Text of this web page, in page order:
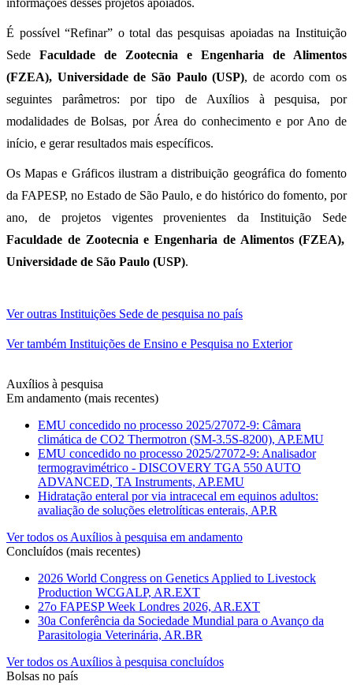
É possível “Refinar” o total das pesquisas apoiadas na Instituição
Sede Faculdade de Zootecnia e Engenharia de Alimentos
(FZEA), Universidade de São Paulo (USP), de acordo com os
seguintes parâmetros: por tipo de Auxílios à pesquisa, por
modalidades de Bolsas, por Área do conhecimento e por Ano de
início, e gerar resultados mais específicos.
Os Mapas e Gráficos ilustram a distribuição geográfica do fomento
da FAPESP, no Estado de São Paulo, e do histórico do fomento, por
ano, de projetos vigentes provenientes da Instituição Sede
Faculdade de Zootecnia e Engenharia de Alimentos (FZEA),
Universidade de São Paulo (USP).
Ver outras Instituições Sede de pesquisa no país
Ver também Instituições de Ensino e Pesquisa no Exterior
Auxílios à pesquisa
Em andamento (mais recentes)
EMU concedido no processo 2025/27072-9: Câmara
climática de CO2 Thermotron (SM-3.5S-8200), AP.EMU
EMU concedido no processo 2025/27072-9: Analisador
termogravimétrico - DISCOVERY TGA 550 AUTO
ADVANCED, TA Instruments, AP.EMU
Hidratação enteral por via intracecal em equinos adultos:
avaliação de soluções eletrolíticas enterais, AP.R
Ver todos os Auxílios à pesquisa em andamento
Concluídos (mais recentes)
2026 World Congress on Genetics Applied to Livestock
Production WCGALP, AR.EXT
27o FAPESP Week Londres 2026, AR.EXT
30a Conferência da Sociedade Mundial para o Avanço da
Parasitologia Veterinária, AR.BR
Ver todos os Auxílios à pesquisa concluídos
Bolsas no país